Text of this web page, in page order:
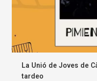
La Unió de Joves de
tardeo